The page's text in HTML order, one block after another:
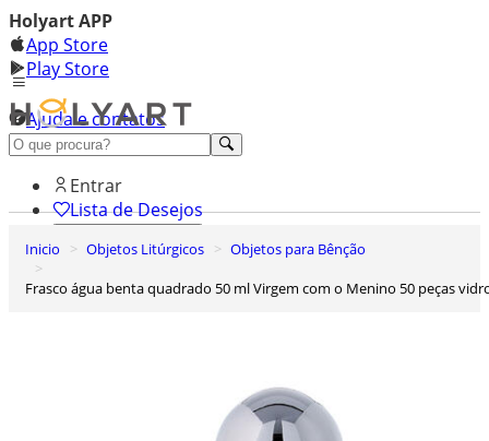
Holyart APP
App Store
Play Store
Ajuda e contatos
Conheça premium
Entrar
Lista de Desejos
0
Inicio Objetos Litúrgicos
Objetos para Bênção
Frasco água benta quadrado 50 ml Virgem com o Menino 50 peças